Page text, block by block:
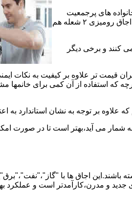
های پرجمعیت
اجاق های ۵ یا ۶ شعله مناسب است اما یک خانواده کم جمعیت با یک اجاق ۴ شعله یا اجاق رومیزی ۲ شعله هم
کنند و برخی دیگر
قیمت تر علاوه بر کیفیت به نکات
از آن کمی برای خانمها
بر توجه به نشان استاندارد به
شمار می آید،بهتر است تا در صورت
اجاق ها با
جدید و مدرن،کارآمدتر است و